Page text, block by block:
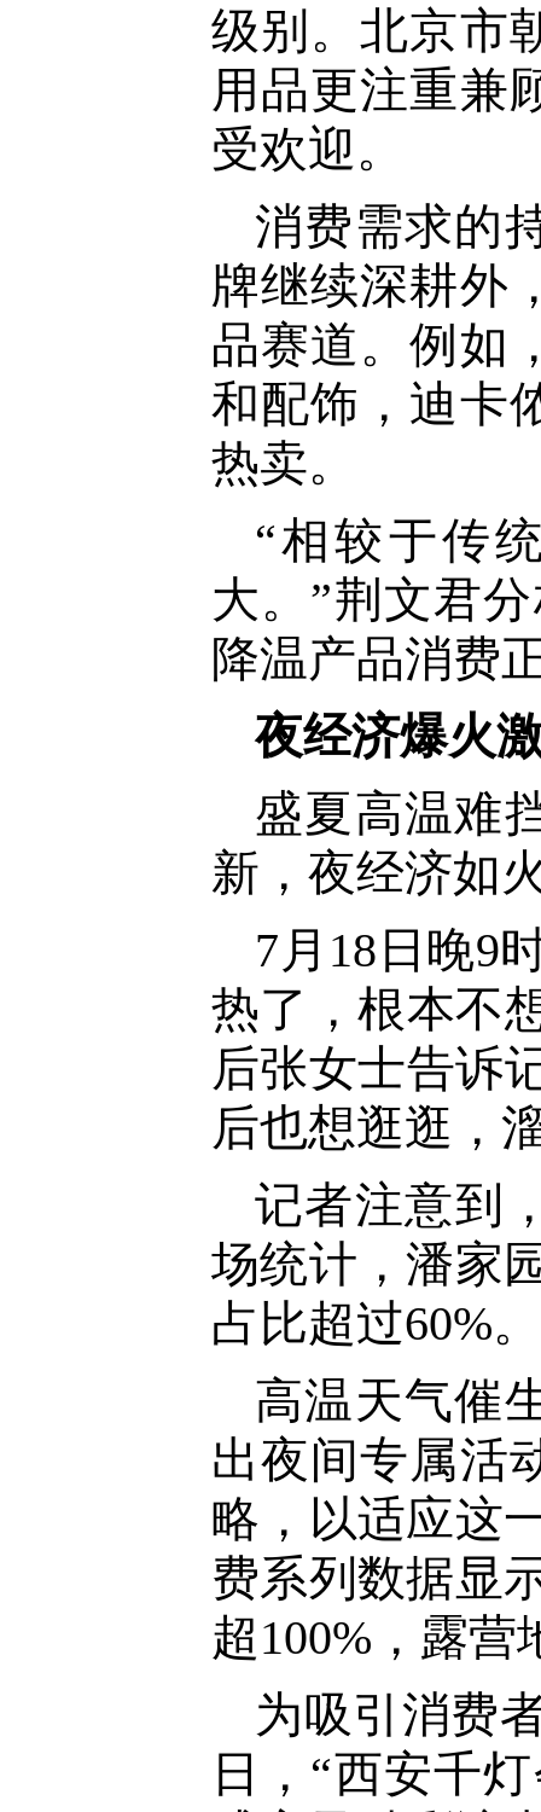
级别。北京市
用品更注重兼
受欢迎。
消费需求的
牌继续深耕外
品赛道。例如
和配饰，迪卡
热卖。
“相较于传
大。”荆文君
降温产品消费
夜经济爆火
盛夏高温难
新，夜经济如
7月18日晚9
热了，根本不
后张女士告诉
后也想逛逛，
记者注意到
场统计，潘家
占比超过60%。
高温天气催
出夜间专属活
略，以适应这
费系列数据显
超100%，露
为吸引消费
日，“西安千